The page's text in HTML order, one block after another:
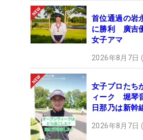
首位通過の岩
に勝利 廣吉
女子アマ
2026年8月7日
女子プロたち
ィーク 堀琴
日那乃は新幹
2026年8月7日